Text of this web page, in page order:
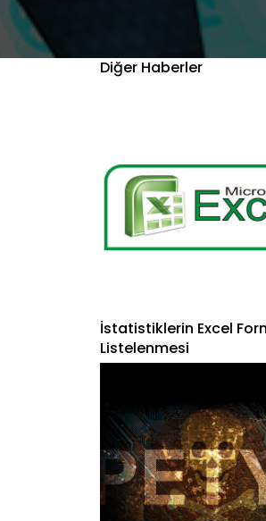
Diğer Haberler
İstatistiklerin Excel
Listelenmesi